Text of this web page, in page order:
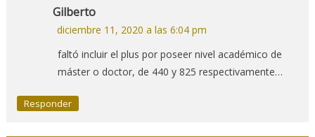
Gilberto
diciembre 11, 2020 a las 6:04 pm
faltó incluir el plus por poseer nivel académico de
máster o doctor, de 440 y 825 respectivamente…
Responder